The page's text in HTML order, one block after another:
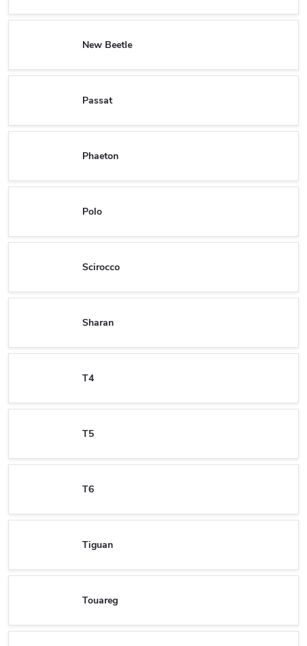
New Beetle
Passat
Phaeton
Polo
Scirocco
Sharan
T4
T5
T6
Tiguan
Touareg